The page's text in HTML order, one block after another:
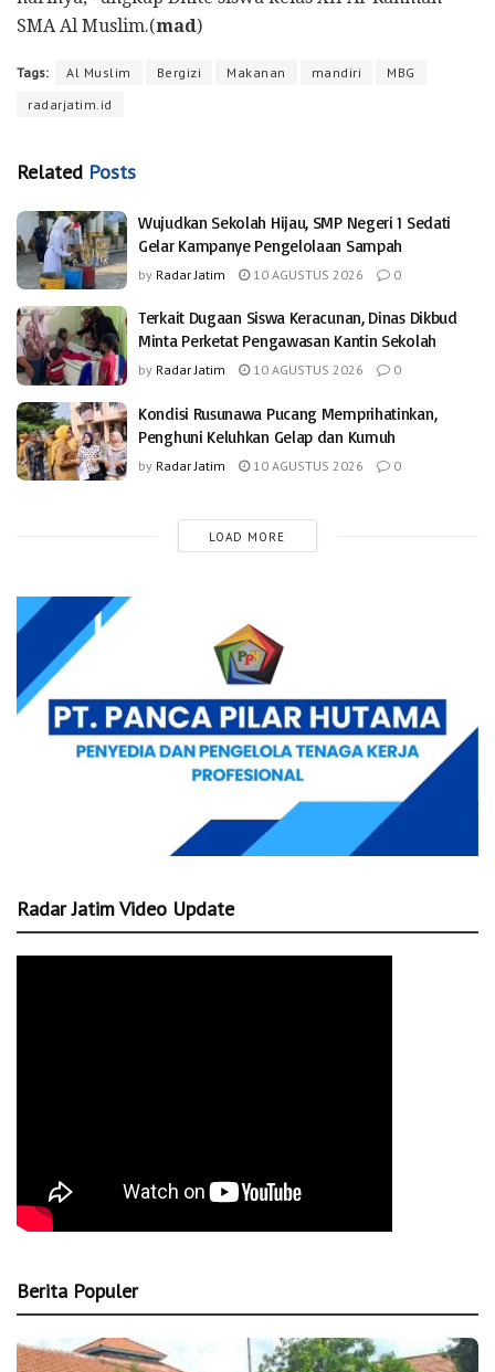
SMA Al Muslim.(mad)
Tags: Al Muslim Bergizi Makanan mandiri
MBG
radarjatim.id
Related Posts
Wujudkan Sekolah Hijau, SMP Negeri 1 Sedati
Gelar Kampanye Pengelolaan Sampah
by Radar Jatim 10 AGUSTUS 2026 0
Terkait Dugaan Siswa Keracunan, Dinas Dikbud
Minta Perketat Pengawasan Kantin Sekolah
by Radar Jatim 10 AGUSTUS 2026 0
Kondisi Rusunawa Pucang Memprihatinkan,
Penghuni Keluhkan Gelap dan Kumuh
by Radar Jatim 10 AGUSTUS 2026 0
LOAD MORE
Radar Jatim Video Update
Berita Populer